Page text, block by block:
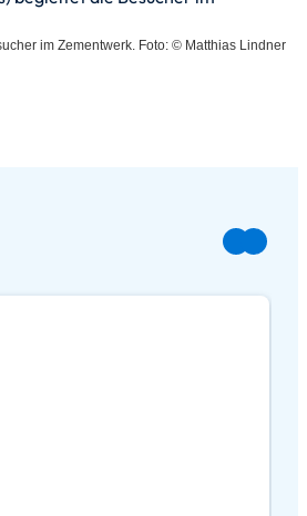
im Zementwerk. Foto: © Matthias Lindner